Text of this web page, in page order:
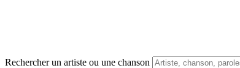
Rechercher un artiste ou une chanson